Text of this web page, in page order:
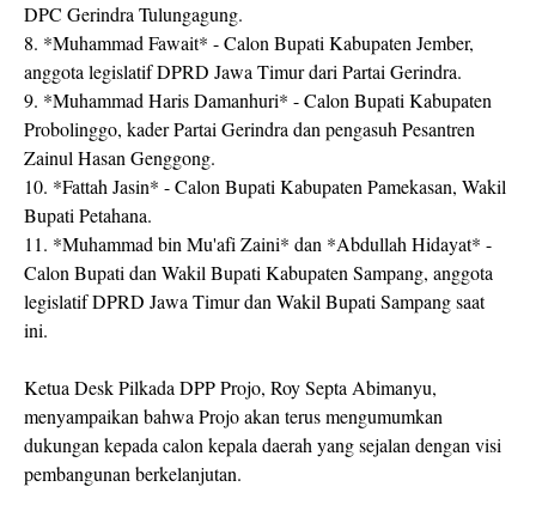
DPC Gerindra Tulungagung.
8. *Muhammad Fawait* - Calon Bupati Kabupaten Jember,
anggota legislatif DPRD Jawa Timur dari Partai Gerindra.
9. *Muhammad Haris Damanhuri* - Calon Bupati Kabupaten
Probolinggo, kader Partai Gerindra dan pengasuh Pesantren
Zainul Hasan Genggong.
10. *Fattah Jasin* - Calon Bupati Kabupaten Pamekasan, Wakil
Bupati Petahana.
11. *Muhammad bin Mu'afi Zaini* dan *Abdullah Hidayat* -
Calon Bupati dan Wakil Bupati Kabupaten Sampang, anggota
legislatif DPRD Jawa Timur dan Wakil Bupati Sampang saat
ini.
Ketua Desk Pilkada DPP Projo, Roy Septa Abimanyu,
menyampaikan bahwa Projo akan terus mengumumkan
dukungan kepada calon kepala daerah yang sejalan dengan visi
pembangunan berkelanjutan.